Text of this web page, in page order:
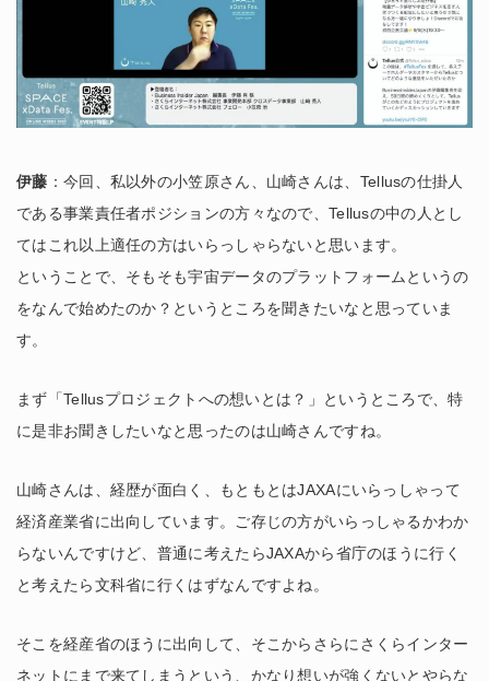
伊藤 ：今回、私以外の小笠原さん、山崎さんは、Tellusの仕掛人
である事業責任者ポジションの方々なので、Tellusの中の人とし
てはこれ以上適任の方はいらっしゃらないと思います。
ということで、そもそも宇宙データのプラットフォームというの
をなんで始めたのか？というところを聞きたいなと思っていま
す。
まず「Tellusプロジェクトへの想いとは？」というところで、特
に是非お聞きしたいなと思ったのは山崎さんですね。
山崎さんは、経歴が面白く、もともとはJAXAにいらっしゃって
経済産業省に出向しています。ご存じの方がいらっしゃるかわか
らないんですけど、普通に考えたらJAXAから省庁のほうに行く
と考えたら文科省に行くはずなんですよね。
そこを経産省のほうに出向して、そこからさらにさくらインター
ネットにまで来てしまうという、かなり想いが強くないとやらな